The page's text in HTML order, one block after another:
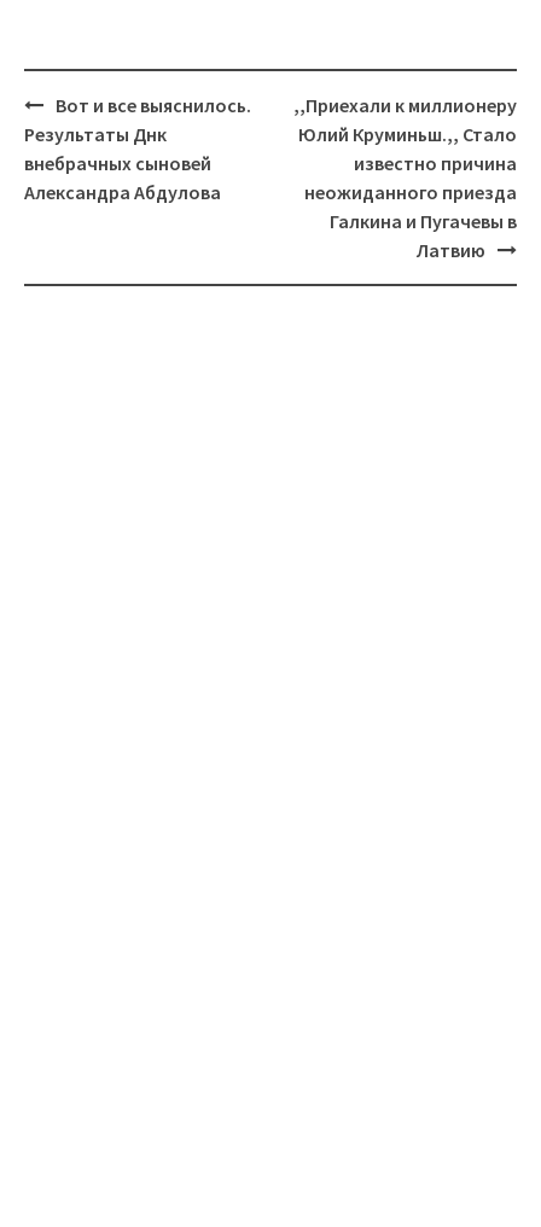
Навигация
Вот и все выяснилось.
Результаты Днк
внебрачных сыновей
Александра Абдулова
,,Приехали к миллионеру
Юлий Круминьш.,, Стало
известно причина
неожиданного приезда
Галкина и Пугачевы в
Латвию